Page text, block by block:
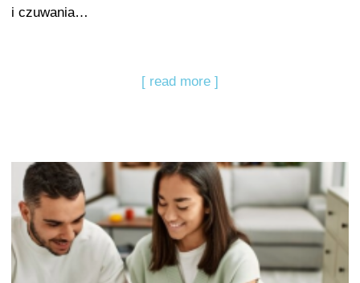
i czuwania…
[ read more ]